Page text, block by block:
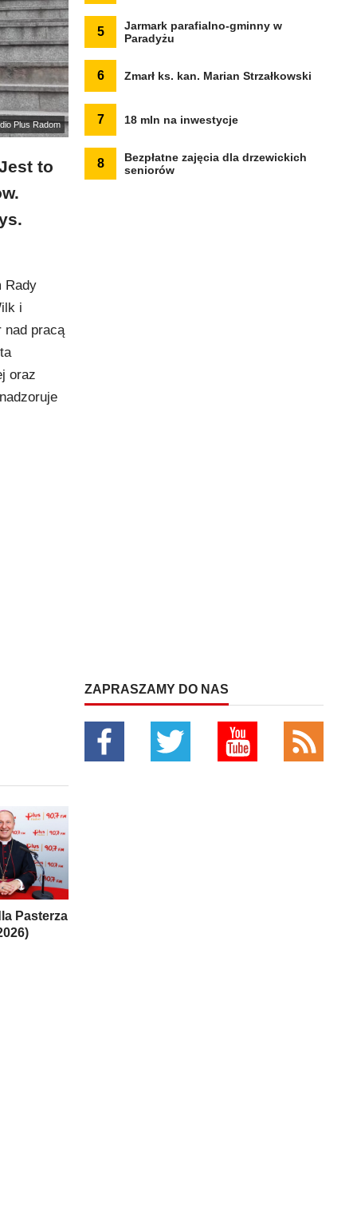
Plus Radom
to
Rady
i
nad pracą
oraz
Pasterza
5
Jarmark parafialno-gminny w
Paradyżu
6 Zmarł ks. kan. Marian Strzałkowski
7 18 mln na inwestycje
8
Bezpłatne zajęcia dla drzewickich
seniorów
ZAPRASZAMY DO NAS